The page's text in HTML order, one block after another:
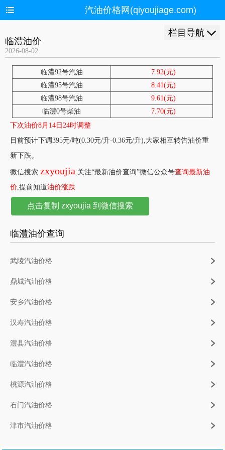
汽油价格网(qiyoujiage.com)
栏目导航
临澧油价
2026-08-02
临澧92号汽油
7.92(元)
临澧95号汽油
8.41(元)
临澧98号汽油
9.61(元)
临澧0号柴油
7.70(元)
下次油价8月14日24时调整
目前预计下调395元/吨(0.30元/升-0.36元/升),大家相互转告油价重
新下跌。
微信搜索 zxyoujia 关注“最新油价查询”微信公众号查询最新油
价,提前知道油价涨跌
点击复制 zxyoujia 到微信搜索
临澧油价查询
武陵汽油价格
鼎城汽油价格
安乡汽油价格
汉寿汽油价格
澧县汽油价格
临澧汽油价格
桃源汽油价格
石门汽油价格
津市汽油价格